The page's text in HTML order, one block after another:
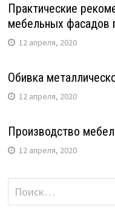
Практические
мебельных фасадов
12 апреля, 2020
Обивка
12 апреля, 2020
Производство
12 апреля, 2020
Найти: